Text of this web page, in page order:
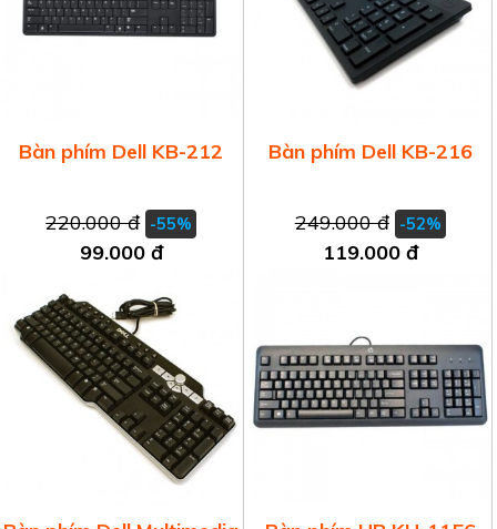
Bàn phím Dell KB-212
220.000 đ -55%
99.000 đ
Bàn phím Dell KB-216
249.000 đ -52%
119.000 đ